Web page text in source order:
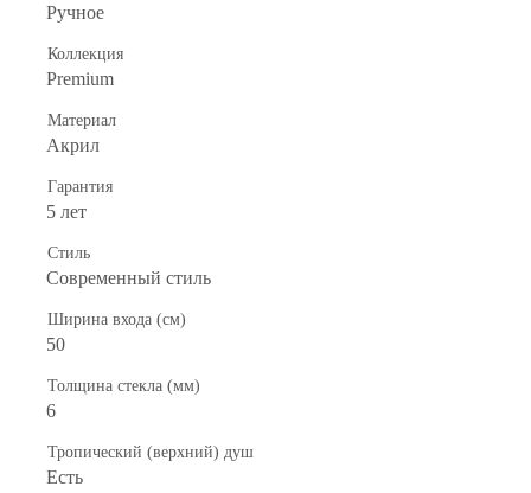
Ручное
Коллекция
Premium
Материал
Акрил
Гарантия
5 лет
Стиль
Современный стиль
Ширина входа (см)
50
Толщина стекла (мм)
6
Тропический (верхний) душ
Есть